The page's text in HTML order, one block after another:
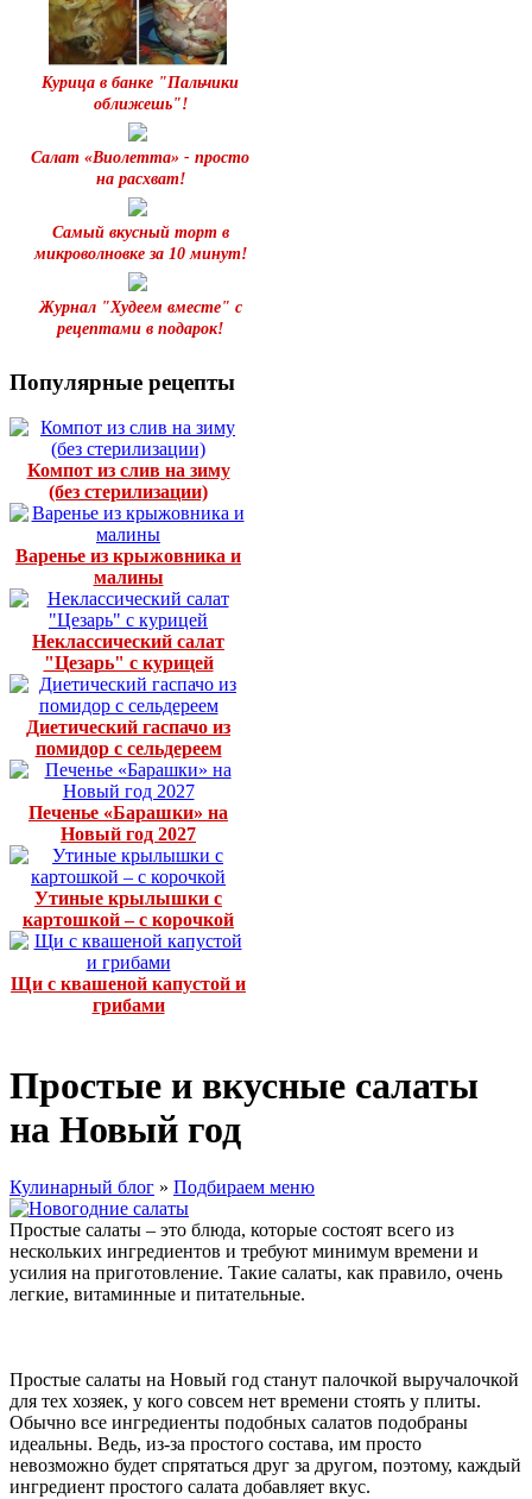
Курица в банке "Пальчики
оближешь"!
Салат «Виолетта» - просто
на расхват!
Самый вкусный торт в
микроволновке за 10 минут!
Журнал "Худеем вместе" с
рецептами в подарок!
Популярные рецепты
Компот из слив на зиму
(без стерилизации)
Варенье из крыжовника и
малины
Неклассический салат
"Цезарь" с курицей
Диетический гаспачо из
помидор с сельдереем
Печенье «Барашки» на
Новый год 2027
Утиные крылышки с
картошкой – с корочкой
Щи с квашеной капустой и
грибами
Простые и вкусные салаты
на Новый год
Кулинарный блог » Подбираем меню
Простые салаты – это блюда, которые состоят всего из
нескольких ингредиентов и требуют минимум времени и
усилия на приготовление. Такие салаты, как правило, очень
легкие, витаминные и питательные.
Простые салаты на Новый год станут палочкой выручалочкой
для тех хозяек, у кого совсем нет времени стоять у плиты.
Обычно все ингредиенты подобных салатов подобраны
идеальны. Ведь, из-за простого состава, им просто
невозможно будет спрятаться друг за другом, поэтому, каждый
ингредиент простого салата добавляет вкус.